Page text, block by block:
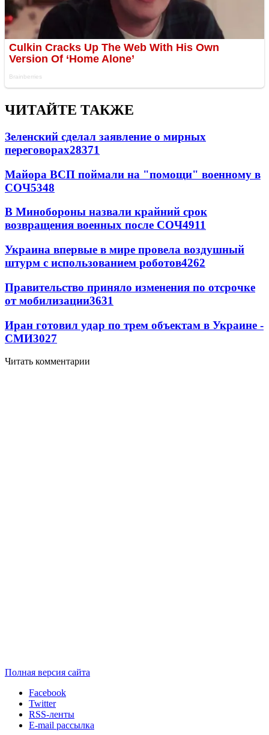
ЧИТАЙТЕ ТАКЖЕ
Зеленский сделал заявление о мирных
переговорах28371
Майора ВСП поймали на "помощи" военному в
СОЧ5348
В Минобороны назвали крайний срок
возвращения военных после СОЧ4911
Украина впервые в мире провела воздушный
штурм с использованием роботов4262
Правительство приняло изменения по отсрочке
от мобилизации3631
Иран готовил удар по трем объектам в Украине -
СМИ3027
Читать комментарии
Полная версия сайта
Facebook
Twitter
RSS-ленты
E-mail рассылка